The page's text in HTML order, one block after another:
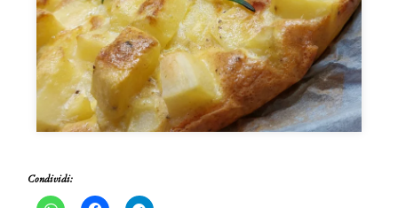
Condividi: